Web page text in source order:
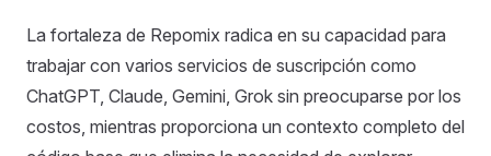
La fortaleza de Repomix radica en su capacidad para
trabajar con varios servicios de suscripción como
ChatGPT, Claude, Gemini, Grok sin preocuparse por los
costos, mientras proporciona un contexto completo del